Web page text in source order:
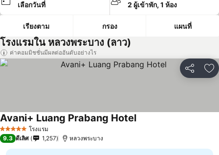
เลือกวันที่ 2 ผู้เข้าพัก, 1 ห้อง
เรียงตาม กรอง แผนที่
โรงแรมใน หลวงพระบาง (ลาว)
ค่าคอมมิชชั่นมีผลต่ออันดับอย่างไร
แชร์ เ
5 ดาว โรงแรม
Avani+ Luang Prabang Hotel
9.3 ดีเลิศ 1,257 หลวงพระบาง